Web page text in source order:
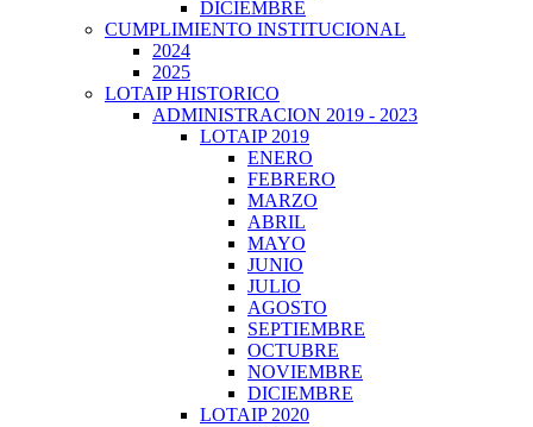
DICIEMBRE
CUMPLIMIENTO INSTITUCIONAL
2024
2025
LOTAIP HISTORICO
ADMINISTRACION 2019 - 2023
LOTAIP 2019
ENERO
FEBRERO
MARZO
ABRIL
MAYO
JUNIO
JULIO
AGOSTO
SEPTIEMBRE
OCTUBRE
NOVIEMBRE
DICIEMBRE
LOTAIP 2020